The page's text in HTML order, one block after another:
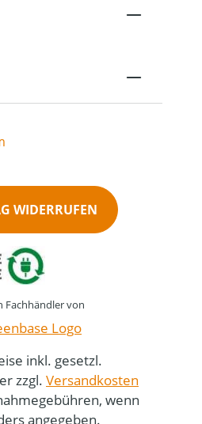
WIDERRUFEN
Fachhändler von
inkl. gesetzl.
zzgl. Versandkosten
wenn
angegeben.